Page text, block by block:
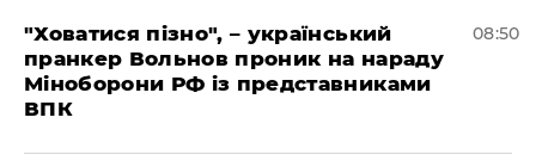
"Ховатися пізно", – український
пранкер Вольнов проник на нараду
Міноборони РФ із представниками
ВПК
08:50